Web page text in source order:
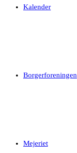
Kalender
Borgerforeningen
Mejeriet